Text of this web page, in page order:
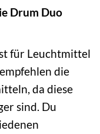
Drum Duo
für Leuchtmittel
die
da diese
sind. Du